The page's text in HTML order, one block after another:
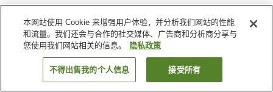
首页 日本 东京 神津岛村 Nora咖啡厅旅馆
搜索客房
本网站使用 Cookie 来增强用户体验，并分析我们网站的性能
和流量。我们还会与合作的社交媒体、广告商和分析商分享与
您使用我们网站相关的信息。
隐私政策
不得出售我的个人信息 接受所有